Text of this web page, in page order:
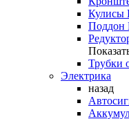
Трубки
Электрика
назад